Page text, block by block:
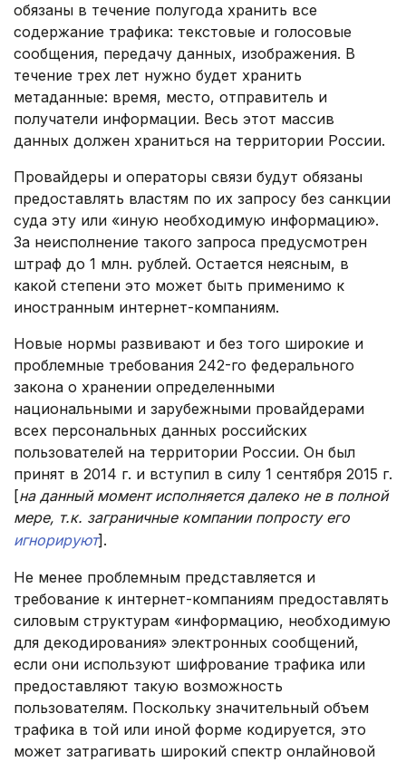
обязаны в течение полугода хранить все
содержание трафика: текстовые и голосовые
сообщения, передачу данных, изображения. В
течение трех лет нужно будет хранить
метаданные: время, место, отправитель и
получатели информации. Весь этот массив
данных должен храниться на территории России.
Провайдеры и операторы связи будут обязаны
предоставлять властям по их запросу без санкции
суда эту или «иную необходимую информацию».
За неисполнение такого запроса предусмотрен
штраф до 1 млн. рублей. Остается неясным, в
какой степени это может быть применимо к
иностранным интернет-компаниям.
Новые нормы развивают и без того широкие и
проблемные требования 242-го федерального
закона о хранении определенными
национальными и зарубежными провайдерами
всех персональных данных российских
пользователей на территории России. Он был
принят в 2014 г. и вступил в силу 1 сентября 2015 г.
[на данный момент исполняется далеко не в полной
мере, т.к. заграничные компании попросту его
игнорируют].
Не менее проблемным представляется и
требование к интернет-компаниям предоставлять
силовым структурам «информацию, необходимую
для декодирования» электронных сообщений,
если они используют шифрование трафика или
предоставляют такую возможность
пользователям. Поскольку значительный объем
трафика в той или иной форме кодируется, это
может затрагивать широкий спектр онлайновой